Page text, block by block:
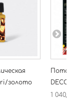
золото
DECO/
1